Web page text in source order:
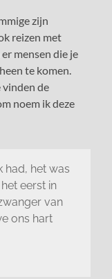
zijn
reizen met
mensen die je
te komen.
vinden de
noem ik deze
had, het was
eerst in
van
ons hart